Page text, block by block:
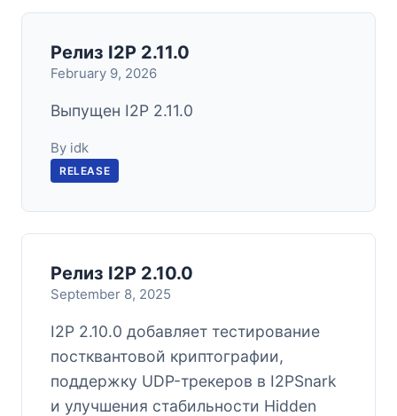
Релиз I2P 2.11.0
February 9, 2026
Выпущен I2P 2.11.0
By idk
RELEASE
Релиз I2P 2.10.0
September 8, 2025
I2P 2.10.0 добавляет тестирование
постквантовой криптографии,
поддержку UDP-трекеров в I2PSnark
и улучшения стабильности Hidden